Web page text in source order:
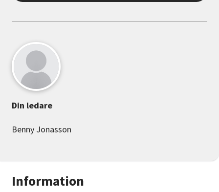
Information
Din ledare
Benny Jonasson